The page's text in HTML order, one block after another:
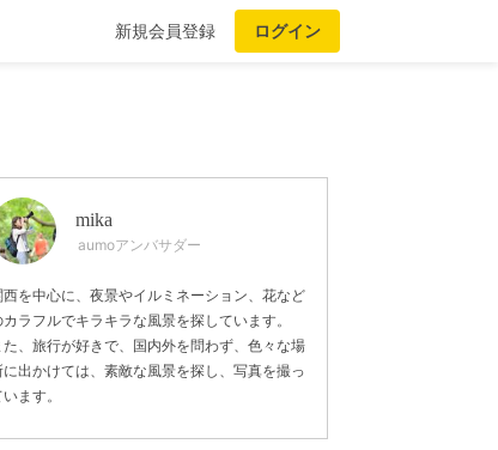
新規会員登録 ログイン
mika
aumoアンバサダー
西を中心に、夜景やイルミネーション、花など
カラフルでキラキラな風景を探しています。
た、旅行が好きで、国内外を問わず、色々な場
に出かけては、素敵な風景を探し、写真を撮っ
ます。